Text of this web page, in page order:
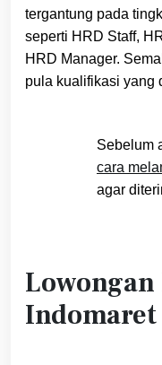
tergantung pada
seperti HRD Staff,
HRD Manager.
pula kualifikasi yang
Sebelum
cara
agar
Indomaret